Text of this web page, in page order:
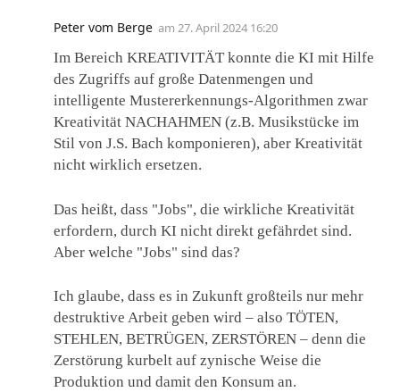
Peter vom Berge am 27. April 2024 16:20
Im Bereich KREATIVITÄT konnte die KI mit Hilfe
des Zugriffs auf große Datenmengen und
intelligente Mustererkennungs-Algorithmen zwar
Kreativität NACHAHMEN (z.B. Musikstücke im
Stil von J.S. Bach komponieren), aber Kreativität
nicht wirklich ersetzen.
Das heißt, dass "Jobs", die wirkliche Kreativität
erfordern, durch KI nicht direkt gefährdet sind.
Aber welche "Jobs" sind das?
Ich glaube, dass es in Zukunft großteils nur mehr
destruktive Arbeit geben wird – also TÖTEN,
STEHLEN, BETRÜGEN, ZERSTÖREN – denn die
Zerstörung kurbelt auf zynische Weise die
Produktion und damit den Konsum an.